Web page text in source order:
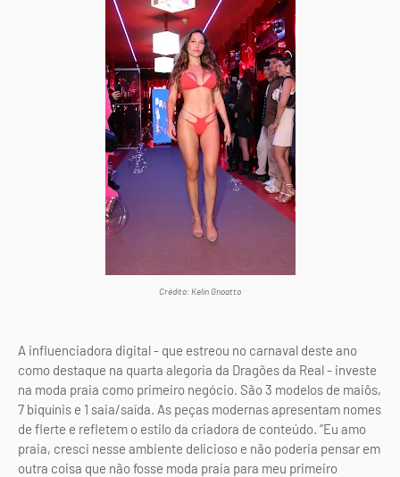
Crédito: Kelin Gnoatto
A influenciadora digital - que estreou no carnaval deste ano
como destaque na quarta alegoria da Dragões da Real - investe
na moda praia como primeiro negócio. São 3 modelos de maiôs,
7 biquínis e 1 saia/saída. As peças modernas apresentam nomes
de flerte e refletem o estilo da criadora de conteúdo. “Eu amo
praia, cresci nesse ambiente delicioso e não poderia pensar em
outra coisa que não fosse moda praia para meu primeiro